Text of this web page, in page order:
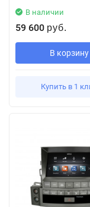
В наличии
59 600 руб.
В корзину
Купить в 1